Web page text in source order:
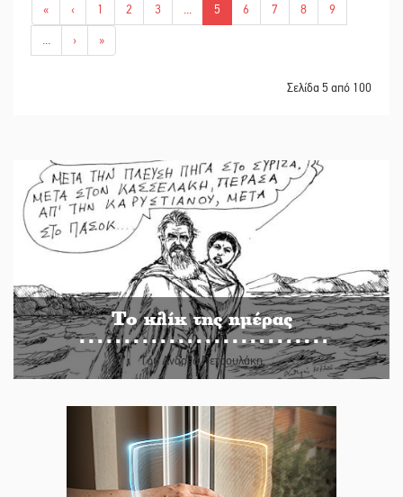
« ‹ 1 2 3 ... 5 6 7 8
9
...
› »
Σελίδα 5 από 100
Το κλίκ της ημέρας
Του Ανδρέα Πετρουλάκη